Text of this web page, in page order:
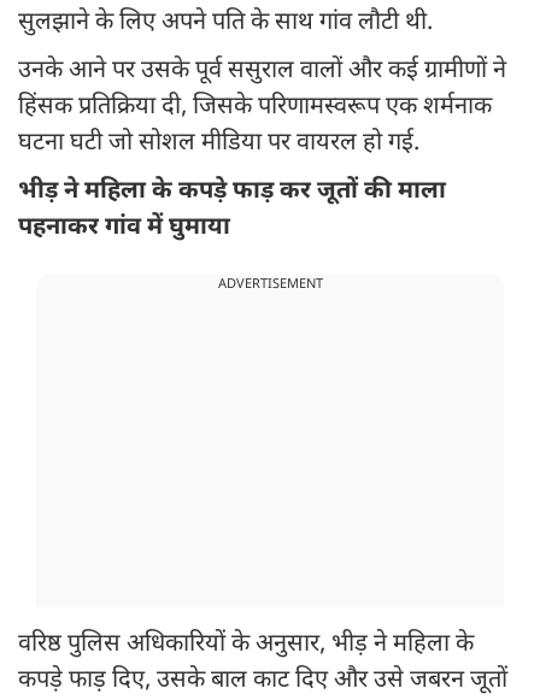
सुलझाने के लिए अपने पति के साथ गांव लौटी थी.
उनके आने पर उसके पूर्व ससुराल वालों और कई ग्रामीणों ने
हिंसक प्रतिक्रिया दी, जिसके परिणामस्वरूप एक शर्मनाक
घटना घटी जो सोशल मीडिया पर वायरल हो गई.
भीड़ ने महिला के कपड़े फाड़ कर जूतों की माला
पहनाकर गांव में घुमाया
ADVERTISEMENT
वरिष्ठ पुलिस अधिकारियों के अनुसार, भीड़ ने महिला के
कपड़े फाड़ दिए, उसके बाल काट दिए और उसे जबरन जूतों